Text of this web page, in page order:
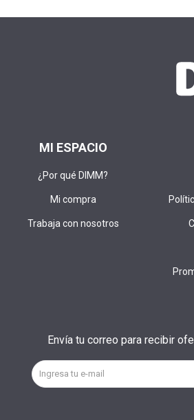
MI ESPACIO
¿Por qué DIMM?
Mi compra
Trabaja con nosotros
Envía tu correo para recibir